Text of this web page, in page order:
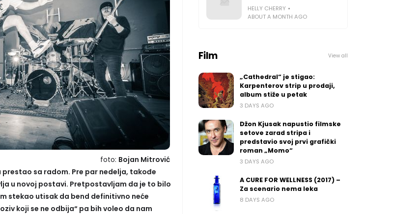
foto: Bojan Mitrović
prestao sa radom. Pre par nedelja, takođe
u novoj postavi. Pretpostavljam da je to bilo
stekao utisak da bend definitivno neće
koji se ne odbija“ pa bih voleo da nam
HELLY CHERRY
ABOUT A MONTH AGO
Film View all
„Cathedral“ je stigao:
Karpenterov strip u prodaji,
album stiže u petak
3 DAYS AGO
Džon Kjusak napustio filmske
setove zarad stripa i
predstavio svoj prvi grafički
roman „Momo“
3 DAYS AGO
A CURE FOR WELLNESS (2017) –
Za scenario nema leka
8 DAYS AGO